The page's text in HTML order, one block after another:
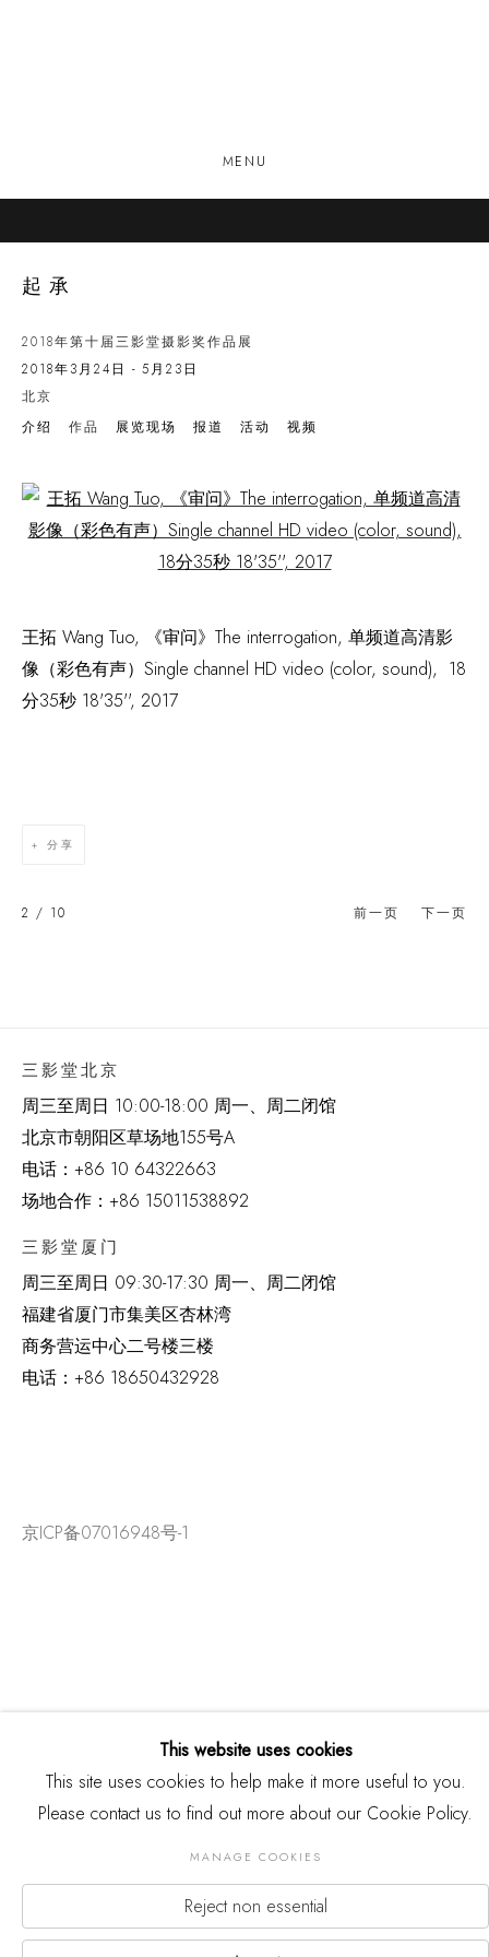
MENU
起承
2018年第十届三影堂摄影奖作品展
2018年3月24日 - 5月23日
北京
介绍
作品 展览现场 报道 活动 视频
Open a larger version of the following image in a popup:
王拓 Wang Tuo, 《审问》The interrogation, 单频道高清影
像（彩色有声）Single channel HD video (color, sound), 18
分35秒 18'35'', 2017
分享
前一页 下一页
2 / 10
三影堂北京
周三至周日 10:00-18:00 周一、周二闭馆
北京市朝阳区草场地155号A
电话： +86 10 64322663
场地合作：+86 15011538892
三影堂厦门
周三至周日 09:30-17:30 周一、周二闭馆
福建省厦门市集美区杏林湾
商务营运中心二号楼三楼
电话： +86 18650432928
京ICP备07016948号-1
版权 2026 THREE SHADOWS
网页支持 ARTLOGIC
This website uses cookies
This site uses cookies to help make it more useful to you.
Please contact us to find out more about our Cookie Policy.
MANAGE COOKIES
Reject non essential